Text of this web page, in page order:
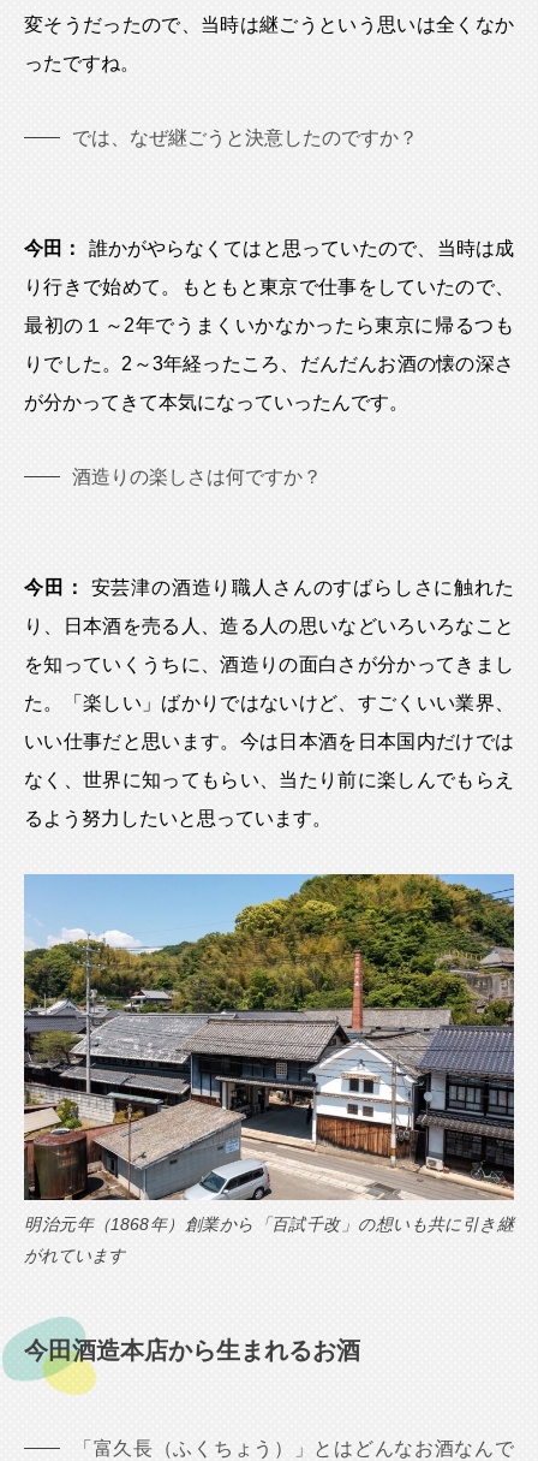
変そうだったので、当時は継ごうという思いは全くなか
ったですね。
では、なぜ継ごうと決意したのですか？
今田：
誰かがやらなくてはと思っていたので、当時は成
り行きで始めて。もともと東京で仕事をしていたので、
最初の１～2年でうまくいかなかったら東京に帰るつも
りでした。2～3年経ったころ、だんだんお酒の懐の深さ
が分かってきて本気になっていったんです。
酒造りの楽しさは何ですか？
今田：
安芸津の酒造り職人さんのすばらしさに触れた
り、日本酒を売る人、造る人の思いなどいろいろなこと
を知っていくうちに、酒造りの面白さが分かってきまし
た。「楽しい」ばかりではないけど、すごくいい業界、
いい仕事だと思います。今は日本酒を日本国内だけでは
なく、世界に知ってもらい、当たり前に楽しんでもらえ
るよう努力したいと思っています。
明治元年（1868年）創業から「百試千改」の想いも共に引き継
がれています
今田酒造本店から生まれるお酒
「富久長（ふくちょう）」とはどんなお酒なんで